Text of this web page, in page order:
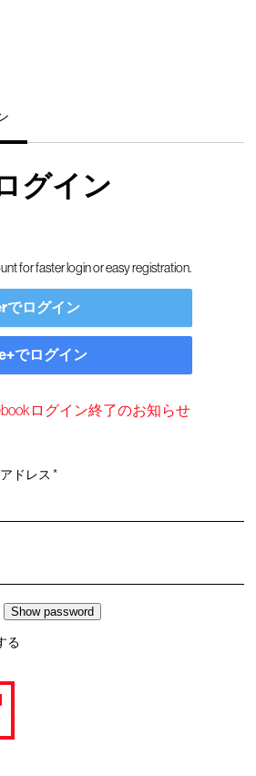
グイン
for faster login or easy registration.
でログイン
でログイン
ログイン終了のお知らせ
ドレス*必
る